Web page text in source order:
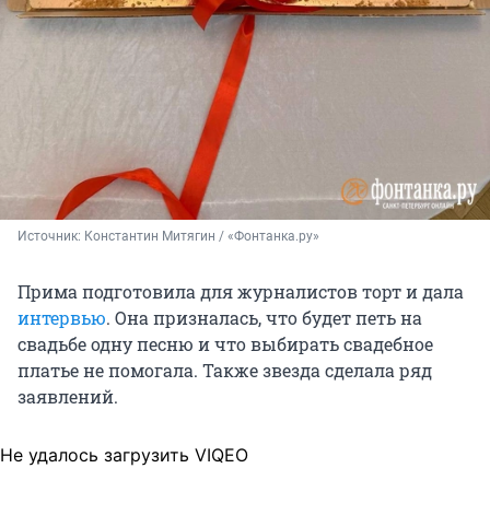
Источник: Константин Митягин / «Фонтанка.ру»
Прима подготовила для журналистов торт и дала
интервью. Она призналась, что будет петь на
свадьбе одну песню и что выбирать свадебное
платье не помогала. Также звезда сделала ряд
заявлений.
Не удалось загрузить VIQEO